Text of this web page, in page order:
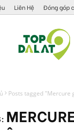
Liên Hệ Đóng góp
Posts tagged "Mercure